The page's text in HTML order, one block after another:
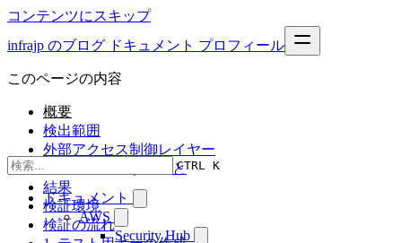
コンテンツにスキップ
infrajp のブログ ドキュメント プロフィール
CTRL K
ドキュメント
AWS
Security Hub
このページの内容
概要
検出範囲
外部アクセス制御レイヤー
本記事で確認すること
結果
検証環境
検証の流れ